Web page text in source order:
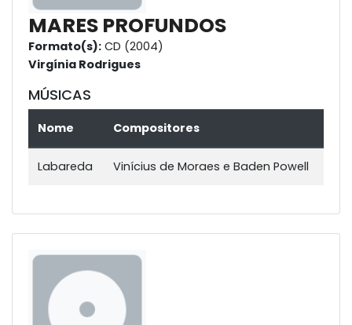
MARES PROFUNDOS
Formato(s): CD (2004)
Virgínia Rodrigues
MÚSICAS
Nome Compositores
Labareda Vinícius de Moraes e Baden Powell